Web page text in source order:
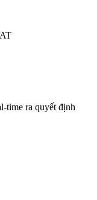
time ra quyết định